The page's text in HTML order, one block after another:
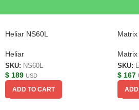
Heliar NS60L
Heliar
SKU: NS60L
$ 189 USD
ADD TO CART
Matrix
SKU:
$ 167